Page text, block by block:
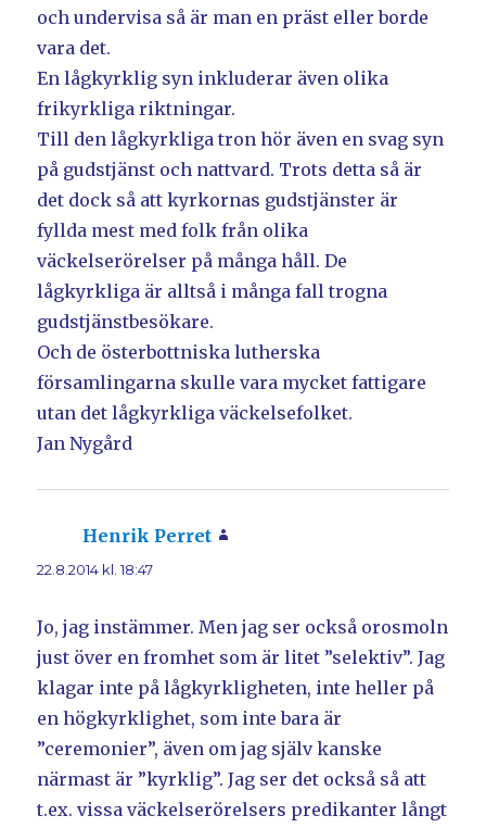
och undervisa så är man en präst eller borde
vara det.
En lågkyrklig syn inkluderar även olika
frikyrkliga riktningar.
Till den lågkyrkliga tron hör även en svag syn
på gudstjänst och nattvard. Trots detta så är
det dock så att kyrkornas gudstjänster är
fyllda mest med folk från olika
väckelserörelser på många håll. De
lågkyrkliga är alltså i många fall trogna
gudstjänstbesökare.
Och de österbottniska lutherska
församlingarna skulle vara mycket fattigare
utan det lågkyrkliga väckelsefolket.
Jan Nygård
Henrik Perret
22.8.2014 kl. 18:47
Jo, jag instämmer. Men jag ser också orosmoln
just över en fromhet som är litet ”selektiv”. Jag
klagar inte på lågkyrkligheten, inte heller på
en högkyrklighet, som inte bara är
”ceremonier”, även om jag själv kanske
närmast är ”kyrklig”. Jag ser det också så att
t.ex. vissa väckelserörelsers predikanter långt